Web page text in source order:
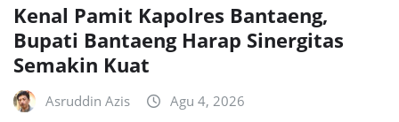
Kenal Pamit Kapolres Bantaeng,
Bupati Bantaeng Harap Sinergitas
Semakin Kuat
Asruddin Azis Agu 4, 2026